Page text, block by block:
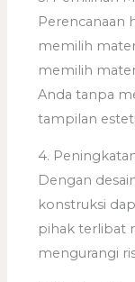
Perencanaan
memilih
memilih
Anda tanpa
tampilan
4.
Dengan
konstruksi
pihak terlibat
mengurangi